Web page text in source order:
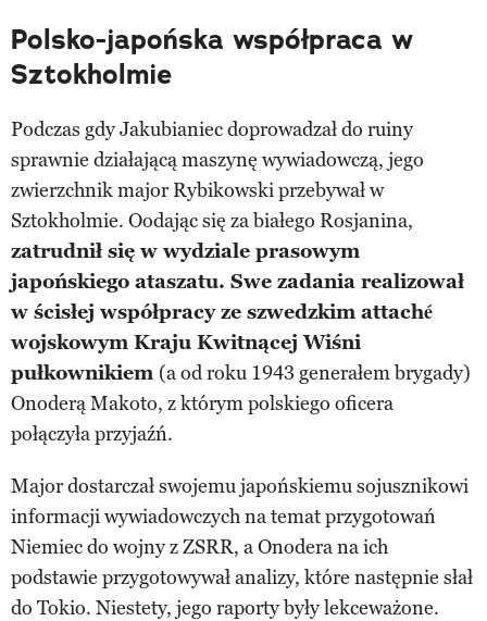
Polsko-japońska współpraca w
Sztokholmie
Podczas gdy Jakubianiec doprowadzał do ruiny
sprawnie działającą maszynę wywiadowczą, jego
zwierzchnik major Rybikowski przebywał w
Sztokholmie. Oodając się za białego Rosjanina,
zatrudnił się w wydziale prasowym
japońskiego ataszatu. Swe zadania realizował
w ścisłej współpracy ze szwedzkim attaché
wojskowym Kraju Kwitnącej Wiśni
pułkownikiem (a od roku 1943 generałem brygady)
Onoderą Makoto, z którym polskiego oficera
połączyła przyjaźń.
Major dostarczał swojemu japońskiemu sojusznikowi
informacji wywiadowczych na temat przygotowań
Niemiec do wojny z ZSRR, a Onodera na ich
podstawie przygotowywał analizy, które następnie słał
do Tokio. Niestety, jego raporty były lekceważone.